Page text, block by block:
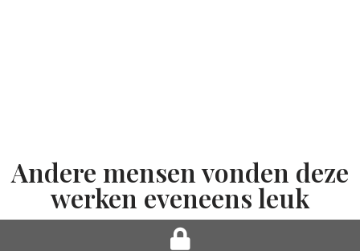
Andere mensen vonden deze
werken eveneens leuk